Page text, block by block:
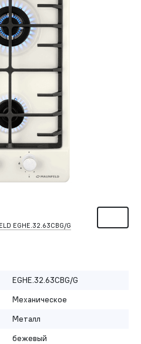
EGHE.32.63CBG/G
EGHE.32.63CBG/G
Механическое
Металл
бежевый